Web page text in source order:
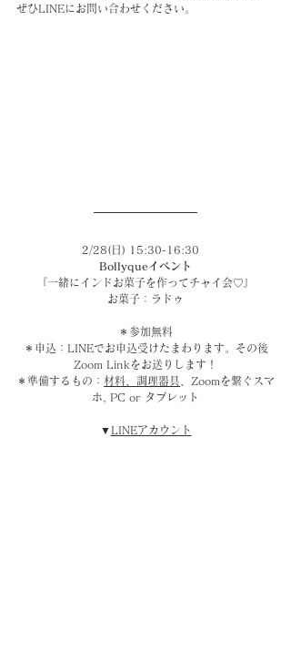
ぜひLINEにお問い合わせください。
2/28(日) 15:30-16:30
Bollyqueイベント
『一緒にインドお菓子を作ってチャイ会♡』
お菓子：ラドゥ
＊参加無料
＊申込：LINEでお申込受けたまわります。その後
Zoom Linkをお送りします！
＊準備するもの： 材料 調理器具 、Zoomを繋ぐスマ
ホ, PC or タブレット
▼ LINEアカウント